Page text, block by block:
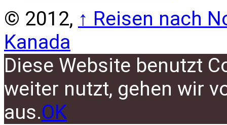
© 2012, ↑ Reisen nach
Kanada
Diese Website benutzt
weiter nutzt, gehen wir
aus.OK